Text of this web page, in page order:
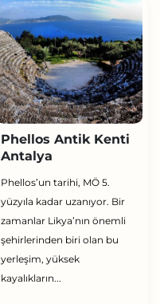
Phellos Antik Kenti
Antalya
Phellos’un tarihi, MÖ 5.
yüzyıla kadar uzanıyor. Bir
zamanlar Likya’nın önemli
şehirlerinden biri olan bu
yerleşim, yüksek
kayalıkların...